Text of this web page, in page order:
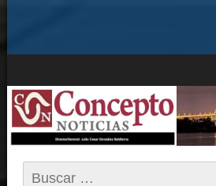
CONCEPTO
Buscar: